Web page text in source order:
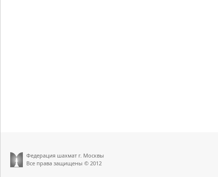
Федерация шахмат г. Москвы
Все права защищены © 2012